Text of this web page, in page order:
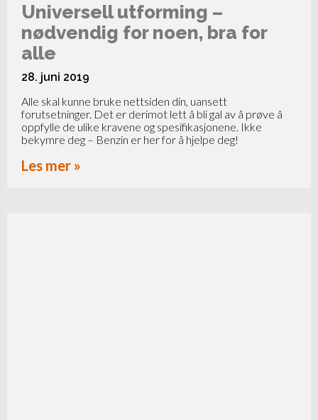
Universell utforming –
nødvendig for noen, bra for
alle
28. juni 2019
Alle skal kunne bruke nettsiden din, uansett
forutsetninger. Det er derimot lett å bli gal av å prøve å
oppfylle de ulike kravene og spesifikasjonene. Ikke
bekymre deg – Benzin er her for å hjelpe deg!
Les mer »